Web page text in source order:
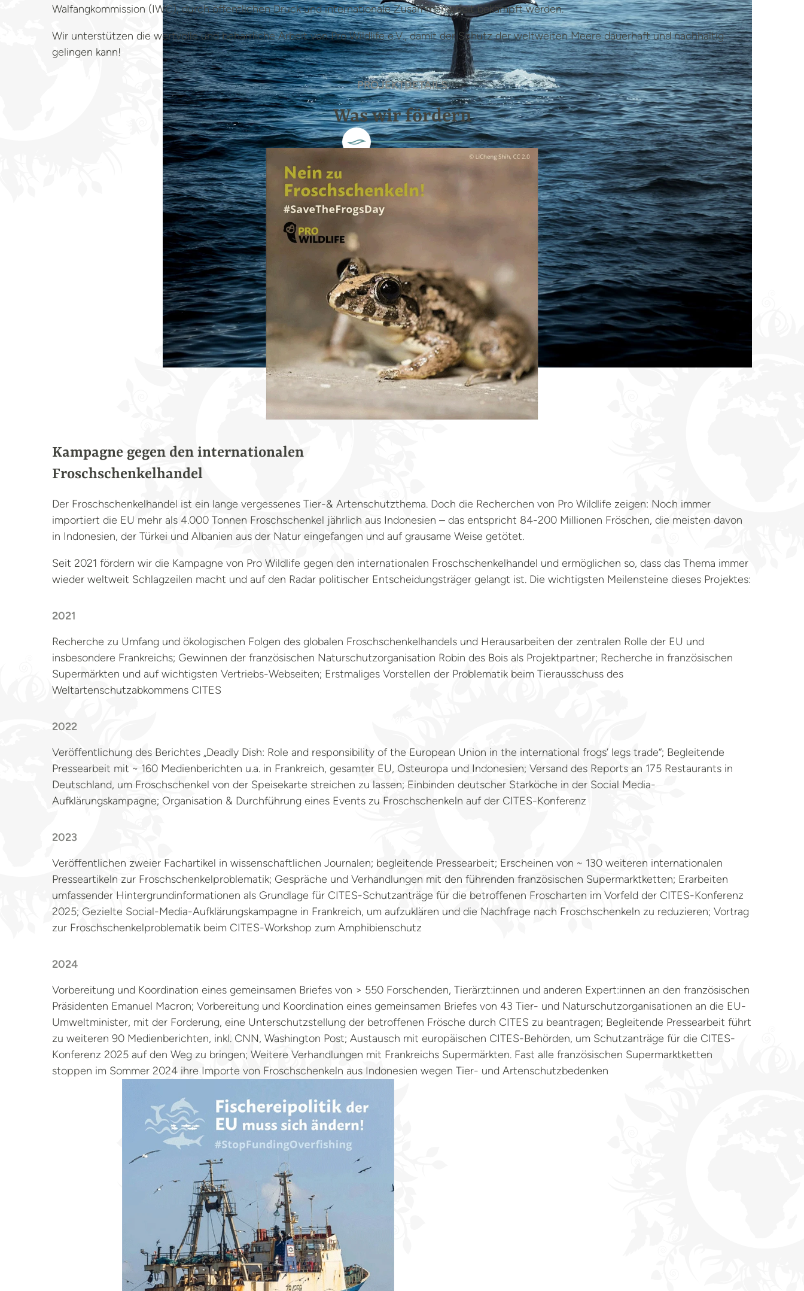
Walfangkommission (IWC), durch öffentlichen Druck und internationale Zusammenarbeit bekämpft werden.
Wir unterstützen die wertvolle und beharrliche Arbeit von Pro Wildlife e.V., damit der Schutz der weltweiten Meere dauerhaft und nachhaltig
gelingen kann!
PROJEKTDETAILS
Was wir fördern
Kampagne gegen den internationalen
Froschschenkelhandel
Der Froschschenkelhandel ist ein lange vergessenes Tier-& Artenschutzthema. Doch die Recherchen von Pro Wildlife zeigen: Noch immer
importiert die EU mehr als 4.000 Tonnen Froschschenkel jährlich aus Indonesien – das entspricht 84-200 Millionen Fröschen, die meisten davon
in Indonesien, der Türkei und Albanien aus der Natur eingefangen und auf grausame Weise getötet.
Seit 2021 fördern wir die Kampagne von Pro Wildlife gegen den internationalen Froschschenkelhandel und ermöglichen so, dass das Thema immer
wieder weltweit Schlagzeilen macht und auf den Radar politischer Entscheidungsträger gelangt ist. Die wichtigsten Meilensteine dieses Projektes:
2021
Recherche zu Umfang und ökologischen Folgen des globalen Froschschenkelhandels und Herausarbeiten der zentralen Rolle der EU und
insbesondere Frankreichs; Gewinnen der französischen Naturschutzorganisation Robin des Bois als Projektpartner; Recherche in französischen
Supermärkten und auf wichtigsten Vertriebs-Webseiten; Erstmaliges Vorstellen der Problematik beim Tierausschuss des
Weltartenschutzabkommens CITES
2022
Veröffentlichung des Berichtes „Deadly Dish: Role and responsibility of the European Union in the international frogs’ legs trade“; Begleitende
Pressearbeit mit ~ 160 Medienberichten u.a. in Frankreich, gesamter EU, Osteuropa und Indonesien; Versand des Reports an 175 Restaurants in
Deutschland, um Froschschenkel von der Speisekarte streichen zu lassen; Einbinden deutscher Starköche in der Social Media-
Aufklärungskampagne; Organisation & Durchführung eines Events zu Froschschenkeln auf der CITES-Konferenz
2023
Veröffentlichen zweier Fachartikel in wissenschaftlichen Journalen; begleitende Pressearbeit; Erscheinen von ~ 130 weiteren internationalen
Presseartikeln zur Froschschenkelproblematik; Gespräche und Verhandlungen mit den führenden französischen Supermarktketten; Erarbeiten
umfassender Hintergrundinformationen als Grundlage für CITES-Schutzanträge für die betroffenen Froscharten im Vorfeld der CITES-Konferenz
2025; Gezielte Social-Media-Aufklärungskampagne in Frankreich, um aufzuklären und die Nachfrage nach Froschschenkeln zu reduzieren; Vortrag
zur Froschschenkelproblematik beim CITES-Workshop zum Amphibienschutz
2024
Vorbereitung und Koordination eines gemeinsamen Briefes von > 550 Forschenden, Tierärzt:innen und anderen Expert:innen an den französischen
Präsidenten Emanuel Macron; Vorbereitung und Koordination eines gemeinsamen Briefes von 43 Tier- und Naturschutzorganisationen an die EU-
Umweltminister, mit der Forderung, eine Unterschutzstellung der betroffenen Frösche durch CITES zu beantragen; Begleitende Pressearbeit führt
zu weiteren 90 Medienberichten, inkl. CNN, Washington Post; Austausch mit europäischen CITES-Behörden, um Schutzanträge für die CITES-
Konferenz 2025 auf den Weg zu bringen; Weitere Verhandlungen mit Frankreichs Supermärkten. Fast alle französischen Supermarktketten
stoppen im Sommer 2024 ihre Importe von Froschschenkeln aus Indonesien wegen Tier- und Artenschutzbedenken